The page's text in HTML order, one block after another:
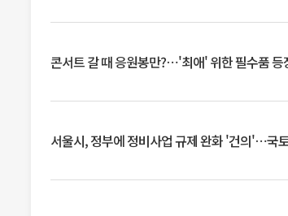
콘서트 갈 때 응원봉만?⋯'최애' 위한 필수품
서울시, 정부에 정비사업 규제 완화 '건의'⋯국